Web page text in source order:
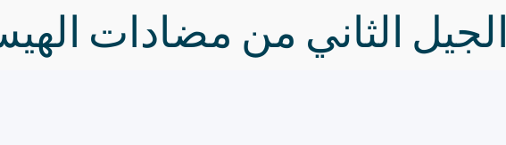
الجيل الثاني من مضادات